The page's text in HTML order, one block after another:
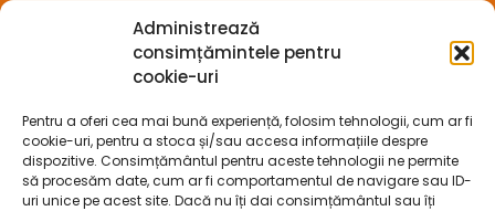
Administrează
consimțămintele pentru
cookie-uri
Pentru a oferi cea mai bună experiență, folosim tehnologii, cum ar fi
cookie-uri, pentru a stoca și/sau accesa informațiile despre
dispozitive. Consimțământul pentru aceste tehnologii ne permite
să procesăm date, cum ar fi comportamentul de navigare sau ID-
uri unice pe acest site. Dacă nu îți dai consimțământul sau îți
Termeni si conditii
Confidentialitate
Politica cookie-uri (UE)
Prelucrarea datelor cu caracter personal